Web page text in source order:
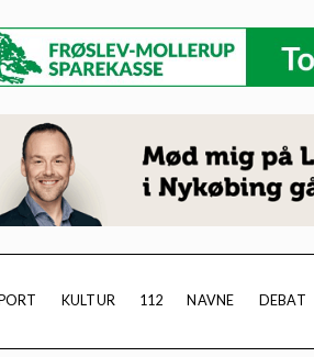
KULTUR 112 NAVNE DEBAT